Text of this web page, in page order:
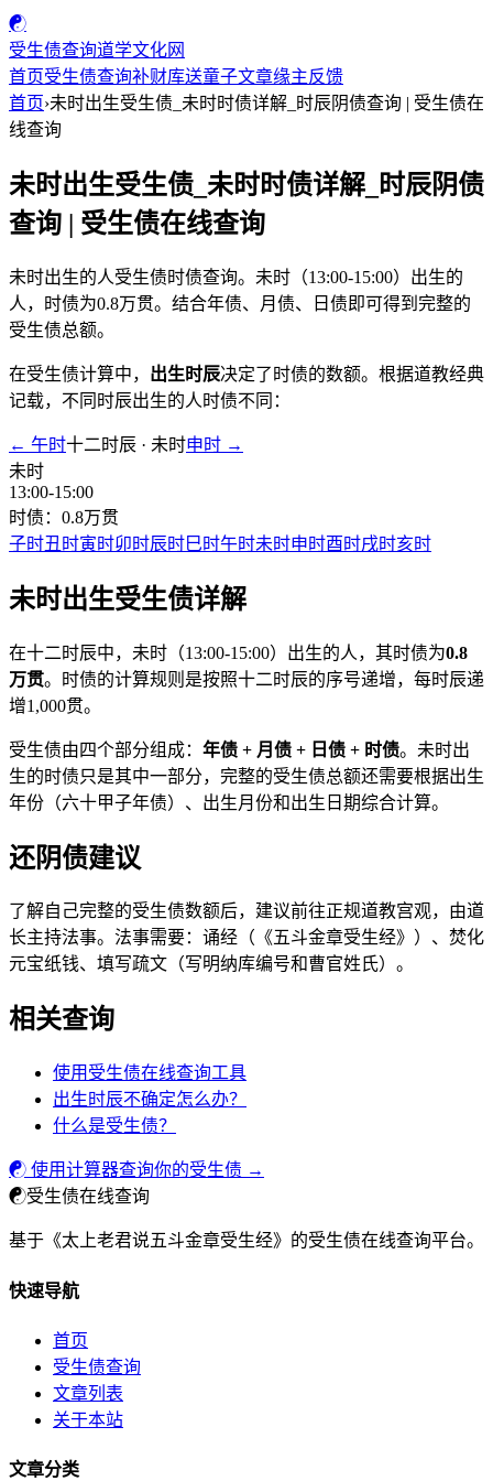
☯
受生债查询道学文化网
首页受生债查询补财库送童子文章缘主反馈
首页›未时出生受生债_未时时债详解_时辰阴债查询 | 受生债在
线查询
未时出生受生债_未时时债详解_时辰阴债
查询 | 受生债在线查询
未时出生的人受生债时债查询。未时（13:00-15:00）出生的
人，时债为0.8万贯。结合年债、月债、日债即可得到完整的
受生债总额。
在受生债计算中， 出生时辰决定了时债的数额。根据道教经典
记载，不同时辰出生的人时债不同：
← 午时十二时辰 · 未时申时 →
未时
13:00-15:00
时债：0.8万贯
子时丑时寅时卯时辰时巳时午时未时申时酉时戌时亥时
未时出生受生债详解
在十二时辰中，未时（13:00-15:00）出生的人，其时债为0.8
万贯。时债的计算规则是按照十二时辰的序号递增，每时辰递
增1,000贯。
受生债由四个部分组成： 年债 + 月债 + 日债 + 时债。未时出
生的时债只是其中一部分，完整的受生债总额还需要根据出生
年份（六十甲子年债）、出生月份和出生日期综合计算。
还阴债建议
了解自己完整的受生债数额后，建议前往正规道教宫观，由道
长主持法事。法事需要：诵经（《五斗金章受生经》）、焚化
元宝纸钱、填写疏文（写明纳库编号和曹官姓氏）。
相关查询
使用受生债在线查询工具
出生时辰不确定怎么办？
什么是受生债？
☯ 使用计算器查询你的受生债 →
☯受生债在线查询
基于《太上老君说五斗金章受生经》的受生债在线查询平台。
快速导航
首页
受生债查询
文章列表
关于本站
文章分类